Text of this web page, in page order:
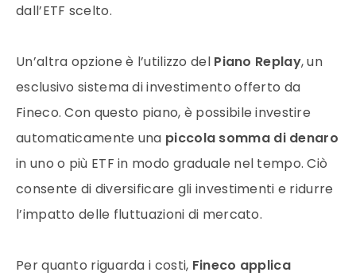
dall’ETF scelto.
Un’altra opzione è l’utilizzo delPiano Replay, un
esclusivo sistema di investimento offerto da
Fineco. Con questo piano, è possibile investire
automaticamente una piccola somma di denaro
in uno o più ETF in modo graduale nel tempo. Ciò
consente di diversificare gli investimenti e ridurre
l’impatto delle fluttuazioni di mercato.
Per quanto riguarda i costi, Fineco applica